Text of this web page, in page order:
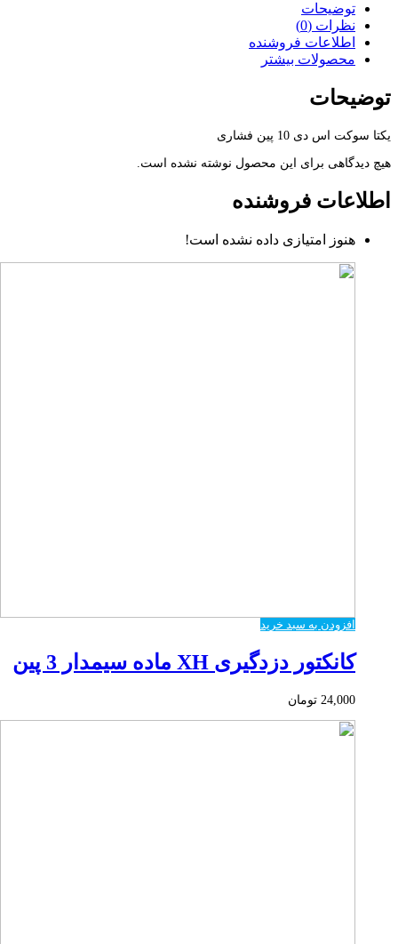
توضیحات
نظرات (0)
اطلاعات فروشنده
محصولات بیشتر
توضیحات
یکتا سوکت اس دی 10 پین فشاری
هیچ دیدگاهی برای این محصول نوشته نشده است.
اطلاعات فروشنده
هنوز امتیازی داده نشده است!
افزودن به سبد خرید
کانکتور دزدگیری XH ماده سیمدار 3 پین
24,000 تومان